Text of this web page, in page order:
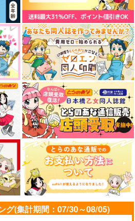
グ(集計期間：07/30～08/05)